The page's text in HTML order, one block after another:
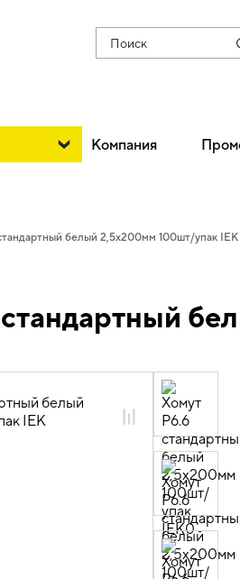
Поиск
Компания
и
белый 2,5х200мм 100шт/упак IEK